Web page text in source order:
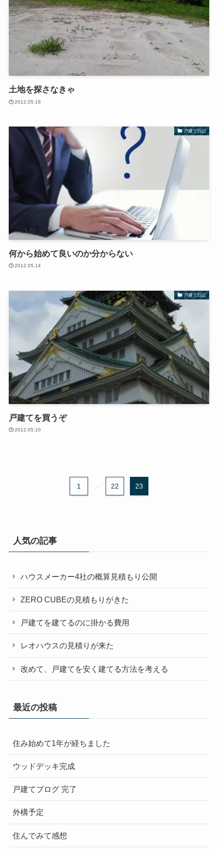
土地を探さなきゃ
2012.05.16
戸建て日記
何から始めて良いのか分からない
2012.05.14
戸建て日記
戸建てを買うぞ
2012.05.10
1 22 23
人気の記事
ハウスメーカー4社の概算見積もり公開
ZERO CUBEの見積もりがきた
戸建てを建てるのに掛かる費用
レオハウスの見積りが来た
改めて、戸建てを安く建てる方法を考える
最近の投稿
住み始めて1年が経ちました
ウッドデッキ完成
戸建てブログ 完了
外構予定
住んでみて感想